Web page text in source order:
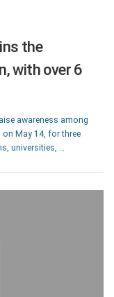
the
with over 6
awareness among
May 14, for three
universities, …